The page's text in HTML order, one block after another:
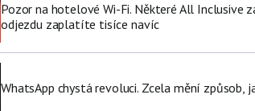
Pozor na hotelové Wi-Fi. Některé All Inclusive
odjezdu zaplatíte tisíce navíc
WhatsApp chystá revoluci. Zcela mění způsob,